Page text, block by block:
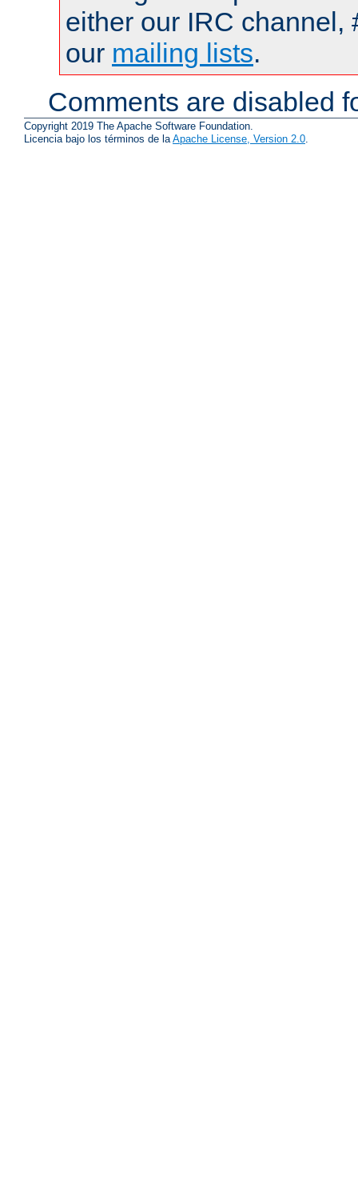
either our IRC channel,
our mailing lists.
Comments are disabled
Copyright 2019 The Apache Software Foundation.
Licencia bajo los términos de laApache License, Version 2.0.